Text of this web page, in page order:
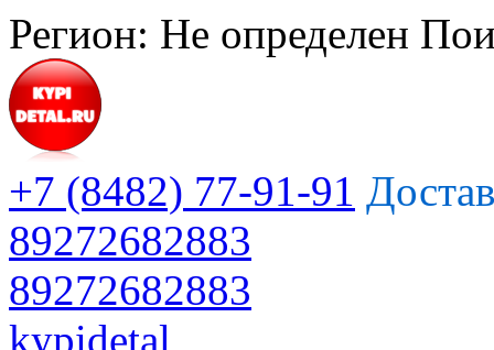
Регион: Не определен
+7 (8482) 77-91-91
89272682883
89272682883
kypidetal